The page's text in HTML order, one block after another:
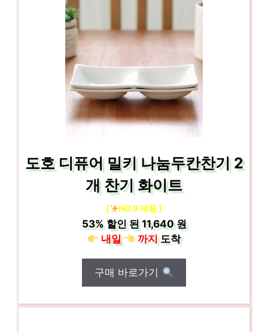
도호 디퓨어 밀키 나눔두칸찬기 2
개 찬기 화이트
[ NO.9 제품 ]
53%할인 된11,640 원
내일
까지도착
구매 바로가기